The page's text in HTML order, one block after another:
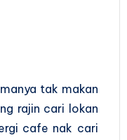
tak makan
rajin cari lokan
cafe nak cari